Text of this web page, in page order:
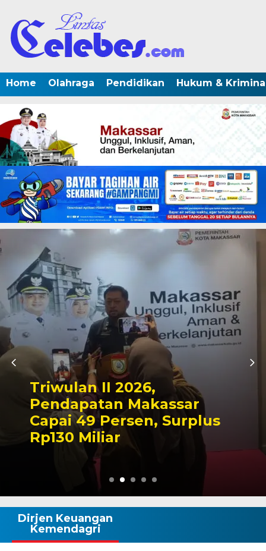
Home Olahraga Pendidikan Hukum &
Kapolres Wajo Ziarah ke
Makam La Maddukkelleng,
Tegaskan Komitmen
Mengabdi untuk Tanah
Wajo
Dirjen Keuangan
Kemendagri